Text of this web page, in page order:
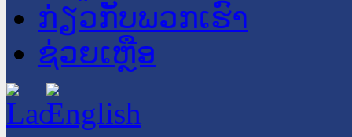
ກ່ຽວກັບພວກເຮົາ
ຊ່ວຍເຫຼືອ